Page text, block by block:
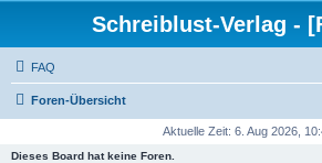
Schreiblust-Verlag -
FAQ
Foren-Übersicht
Aktuelle Zeit: 6. Aug 2026,
Dieses Board hat keine Foren.